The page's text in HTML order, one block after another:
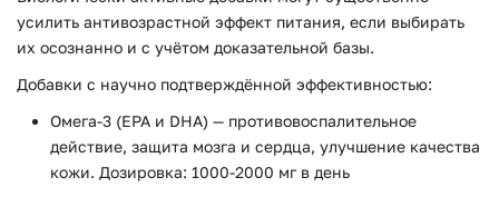
усилить антивозрастной эффект питания, если выбирать
их осознанно и с учётом доказательной базы.
Добавки с научно подтверждённой эффективностью:
Омега-3 (EPA и DHA) — противовоспалительное
действие, защита мозга и сердца, улучшение качества
кожи. Дозировка: 1000-2000 мг в день